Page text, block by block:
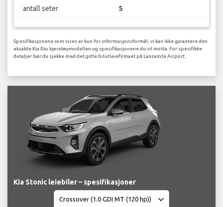
antall seter 5
Spesifikasjonene som vises er kun for informasjonsformål, vi kan ikke garantere den
eksakte Kia Rio kjøretøymodellen og spesifikasjonene du vil motta. For spesifikke
detaljer bør du sjekke med det gitte bilutleiefirmaet på Lanzarote Airport.
Kia Stonic leiebiler – spesifikasjoner